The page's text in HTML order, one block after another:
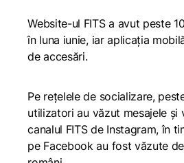
Website-ul FITS a avut peste
în luna iunie, iar aplicaţia
de accesări.
Pe reţelele de socializare,
utilizatori au văzut mesajele şi
canalul FITS de Instagram, în
pe Facebook au fost văzute